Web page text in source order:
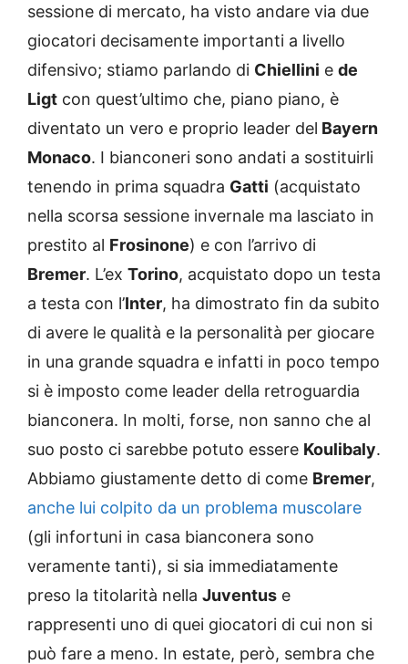
sessione di mercato, ha visto andare via due
giocatori decisamente importanti a livello
difensivo; stiamo parlando di Chiellini e de
Ligt con quest’ultimo che, piano piano, è
diventato un vero e proprio leader del Bayern
Monaco. I bianconeri sono andati a sostituirli
tenendo in prima squadra Gatti (acquistato
nella scorsa sessione invernale ma lasciato in
prestito al Frosinone) e con l’arrivo di
Bremer. L’ex Torino, acquistato dopo un testa
a testa con l’Inter, ha dimostrato fin da subito
di avere le qualità e la personalità per giocare
in una grande squadra e infatti in poco tempo
si è imposto come leader della retroguardia
bianconera. In molti, forse, non sanno che al
suo posto ci sarebbe potuto essere Koulibaly.
Abbiamo giustamente detto di come Bremer,
anche lui colpito da un problema muscolare
(gli infortuni in casa bianconera sono
veramente tanti), si sia immediatamente
preso la titolarità nella Juventus e
rappresenti uno di quei giocatori di cui non si
può fare a meno. In estate, però, sembra che